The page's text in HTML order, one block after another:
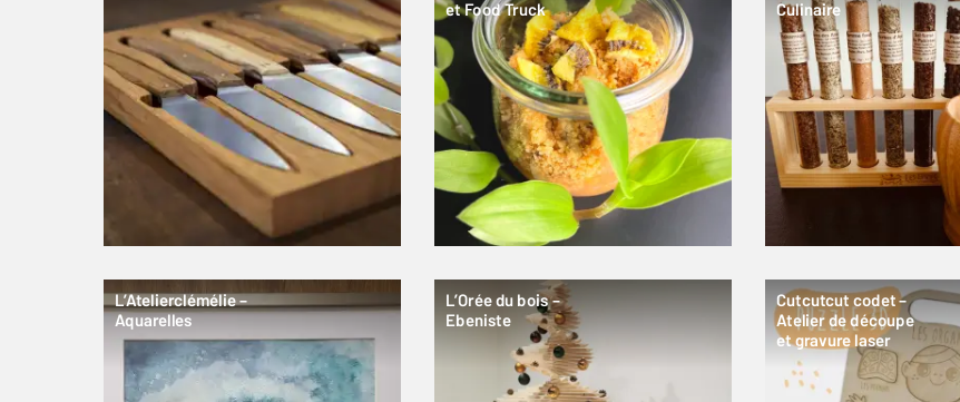
et Food Truck
Culinaire
L’Atelierclémélie –
Aquarelles
L’Orée du bois –
Ebeniste
Cutcutcut codet –
Atelier de découpe
et gravure laser